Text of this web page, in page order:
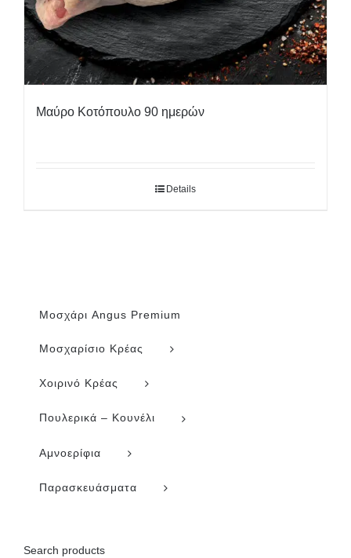
Μαύρο Κοτόπουλο 90 ημερών
Details
Μοσχάρι Angus Premium
Μοσχαρίσιο Κρέας
Χοιρινό Κρέας
Πουλερικά – Κουνέλι
Αμνοερίφια
Παρασκευάσματα
Search products